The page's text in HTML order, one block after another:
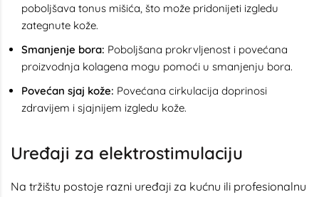
poboljšava tonus mišića, što može pridonijeti izgledu
zategnute kože.
Smanjenje bora: Poboljšana prokrvljenost i povećana
proizvodnja kolagena mogu pomoći u smanjenju bora.
Povećan sjaj kože: Povećana cirkulacija doprinosi
zdravijem i sjajnijem izgledu kože.
Uređaji za elektrostimulaciju
Na tržištu postoje razni uređaji za kućnu ili profesionalnu